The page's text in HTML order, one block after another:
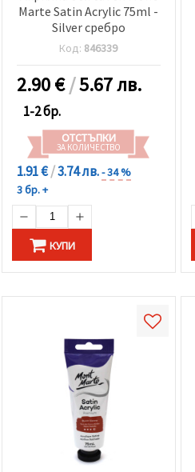
дадения
бутона
"Запази"
Приеми
всички
Настройки
на
бисквитките
Marte Satin Acrylic 75ml -
Silver сребро
Код: 846339
2.90€/5.67 лв.
1-2 бр.
ОТСТЪПКИ
ЗА КОЛИЧЕСТВО
1.91 €/3.74 лв.- 34 %
3 бр. +
КУПИ